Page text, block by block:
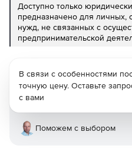
Доступно только
предназначено для
нужд, не связанных с
предпринимательской
В связи с особенностями
точную цену. Оставьте
с вами
Поможем с выбором